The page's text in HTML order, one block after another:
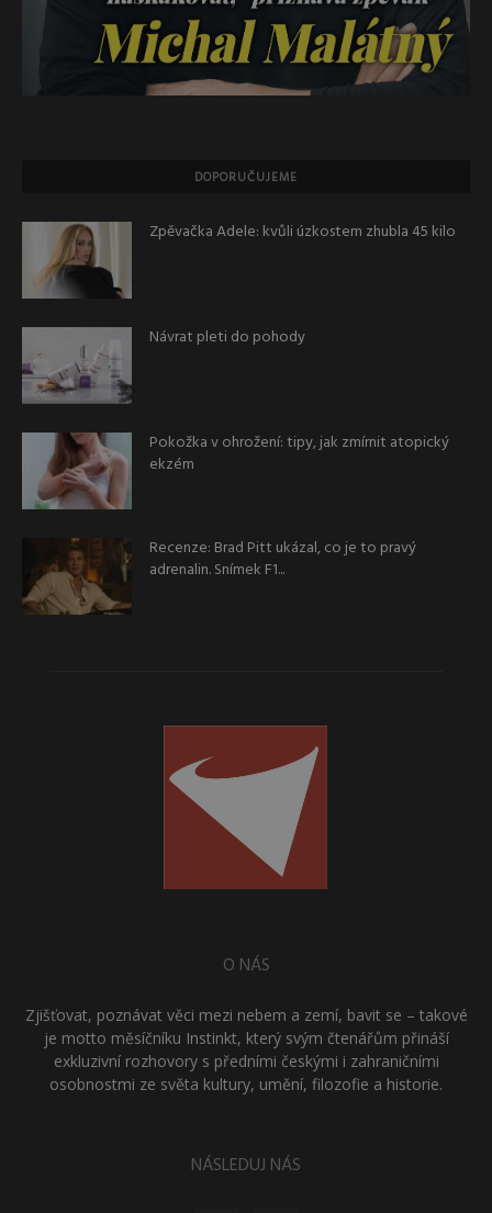
DOPORUČUJEME
Zpěvačka Adele: kvůli úzkostem zhubla 45 kilo
Návrat pleti do pohody
Pokožka v ohrožení: tipy, jak zmírnit atopický
ekzém
Recenze: Brad Pitt ukázal, co je to pravý
adrenalin. Snímek F1...
O NÁS
Zjišťovat, poznávat věci mezi nebem a zemí, bavit se – takové
je motto měsíčníku Instinkt, který svým čtenářům přináší
exkluzivní rozhovory s předními českými i zahraničními
osobnostmi ze světa kultury, umění, filozofie a historie.
NÁSLEDUJ NÁS